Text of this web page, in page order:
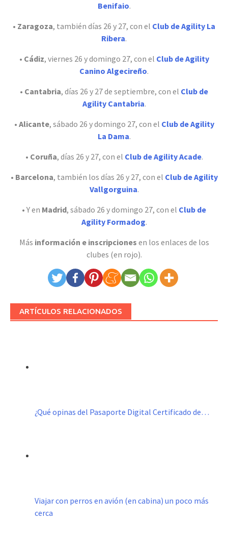
Benifaio.
• Zaragoza, también días 26 y 27, con el Club de Agility La
Ribera.
• Cádiz, viernes 26 y domingo 27, con el Club de Agility
Canino Algecireño.
• Cantabria, días 26 y 27 de septiembre, con el Club de
Agility Cantabria.
• Alicante, sábado 26 y domingo 27, con el Club de Agility
La Dama.
• Coruña, días 26 y 27, con el Club de Agility Acade.
• Barcelona, también los días 26 y 27, con el Club de Agility
Vallgorguina.
• Y en Madrid, sábado 26 y domingo 27, con el Club de
Agility Formadog.
Más información e inscripciones en los enlaces de los
clubes (en rojo).
ARTÍCULOS RELACIONADOS
¿Qué opinas del Pasaporte Digital Certificado de…
Viajar con perros en avión (en cabina) un poco más
cerca